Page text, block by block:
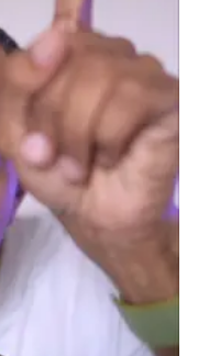
يتدفق.
القدرة الفريدة
الصالحة للملاحة.
صفاتها: عاصمة
زيادة
والملاحة في هذه
مجاورة لبلاط نهر صالح
عصر الاستكشاف: